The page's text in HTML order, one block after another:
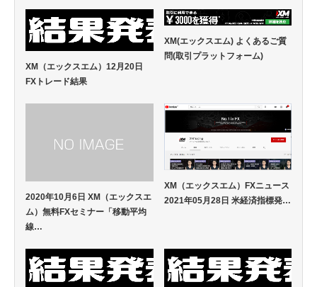
XM（エックスエム）12月20日
FXトレード結果
XM(エックスエム) よくあるご質
問(取引プラットフォーム)
2020年10月6日 XM（エックスエ
ム）無料FXセミナー「移動平均
線…
XM（エックスエム）FXニュース
2021年05月28日 米経済指標発…